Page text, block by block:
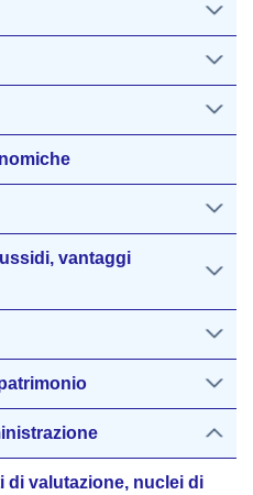
vantaggi
di valutazione, nuclei di